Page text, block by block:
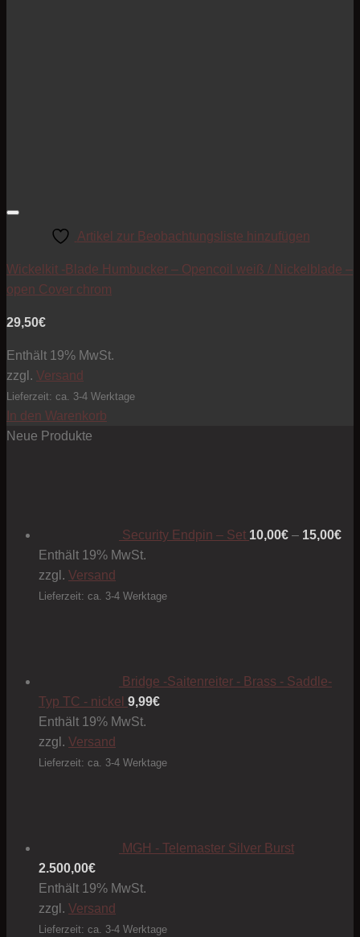
Artikel zur Beobachtungsliste hinzufügen
Wickelkit -Blade Humbucker – Opencoil weiß / Nickelblade –
open Cover chrom
29,50€
Enthält 19% MwSt.
zzgl. Versand
Lieferzeit: ca. 3-4 Werktage
In den Warenkorb
Neue Produkte
Security Endpin – Set 10,00€ – 15,00€
Enthält 19% MwSt.
zzgl. Versand
Lieferzeit: ca. 3-4 Werktage
Bridge -Saitenreiter - Brass - Saddle-
Typ TC - nickel 9,99€
Enthält 19% MwSt.
zzgl. Versand
Lieferzeit: ca. 3-4 Werktage
MGH - Telemaster Silver Burst
2.500,00€
Enthält 19% MwSt.
zzgl. Versand
Lieferzeit: ca. 3-4 Werktage